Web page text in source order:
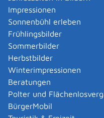
Impressionen
Sonnenbühl erleben
Frühlingsbilder
Sommerbilder
Herbstbilder
Winterimpressionen
Beratungen
Polter und
BürgerMobil
Als berechtigte
(Halterauskunft)
Als
im Rahmen der
Altenpfleger,
Familienpfleger,
Heilpädagoge,
Sozialarbeiter,
Berufsausbildung –
Berufsbezeichnung